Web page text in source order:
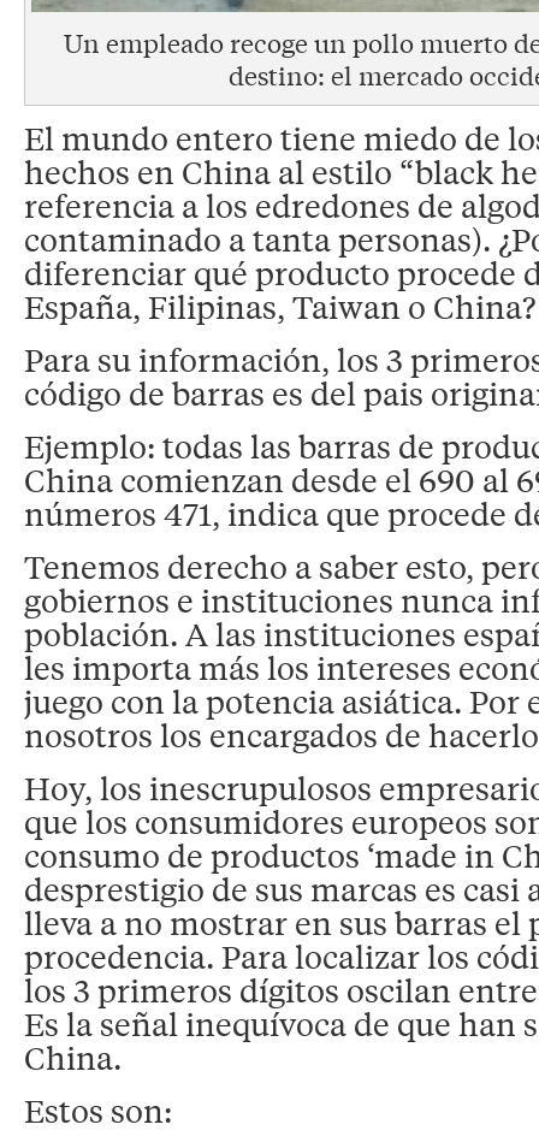
Un empleado recoge un pollo muerto
destino: el mercado
El mundo entero tiene miedo de
hechos en China al estilo “black
referencia a los edredones de
contaminado a tanta personas).
diferenciar qué producto procede
España, Filipinas, Taiwan o China?
Para su información, los 3
código de barras es del pais
Ejemplo: todas las barras de
China comienzan desde el 690 al
números 471, indica que procede
Tenemos derecho a saber esto,
gobiernos e instituciones nunca
población. A las instituciones
les importa más los intereses
juego con la potencia asiática. Por
nosotros los encargados de
Hoy, los inescrupulosos
que los consumidores europeos
consumo de productos ‘made in
desprestigio de sus marcas es casi
lleva a no mostrar en sus barras el
procedencia. Para localizar los
los 3 primeros dígitos oscilan
Es la señal inequívoca de que han
China.
Estos son: